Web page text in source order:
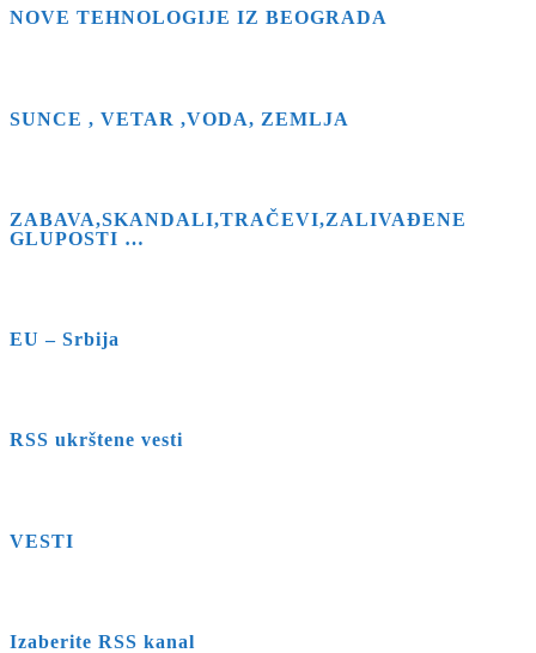
NOVE TEHNOLOGIJE IZ BEOGRADA
SUNCE , VETAR ,VODA, ZEMLJA
ZABAVA,SKANDALI,TRAČEVI,ZALIVAĐENE
GLUPOSTI …
EU – Srbija
RSS ukrštene vesti
VESTI
Izaberite RSS kanal